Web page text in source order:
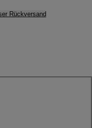
Rückversand